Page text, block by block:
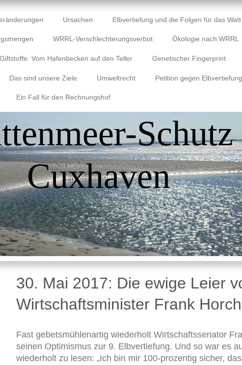
Ursachen Elbvertiefung und die Folgen für das Watt
WRRL-Verschlechterungsverbot Ökologie nach WRRL
Vom Hafenbecken auf den Teller Genetischer Fingerprint
Das sind unsere Ziele Umweltrecht Petition gegen Elbvertiefung
Ein Fall für den Rechnungshof
Schutz
Cuxhaven
30. Mai 2017: Die ewige Leier
Wirtschaftsminister Frank Horch
Fast gebetsmühlenartig wiederholt Wirtschaftssenator
seinen Optimismus zur 9. Elbvertiefung. Und so war es
wiederholt zu lesen: „Ich bin mir 100-prozentig sicher,